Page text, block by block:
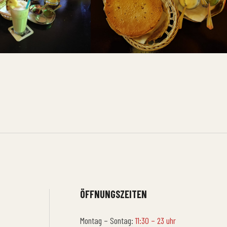
ÖFFNUNGSZEITEN
Montag – Sontag:11:30 – 23 uhr